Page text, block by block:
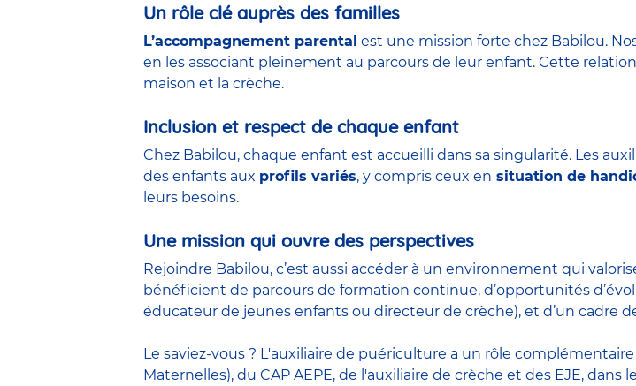
Un rôle clé auprès des familles
L’accompagnement parental est une mission forte chez Babilou.
en les associant pleinement au parcours de leur enfant. Cette
maison et la crèche.
Inclusion et respect de chaque enfant
Chez Babilou, chaque enfant est accueilli dans sa singularité. Les
des enfants aux profils variés, y compris ceux en situation de
leurs besoins.
Une mission qui ouvre des perspectives
Rejoindre Babilou, c’est aussi accéder à un environnement qui
bénéficient de parcours de formation continue, d’opportunités
éducateur de jeunes enfants ou directeur de crèche), et d’un cadre
Le saviez-vous ? L'auxiliaire de puériculture a un rôle
Maternelles), du CAP AEPE, de l'auxiliaire de crèche et des EJE,